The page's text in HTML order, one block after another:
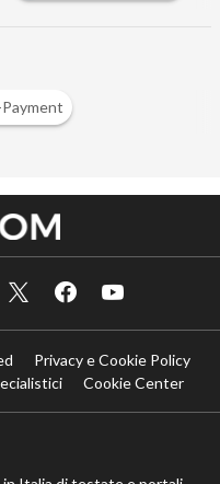
Payment
Privacy e Cookie Policy
Cookie Center